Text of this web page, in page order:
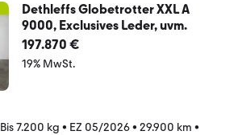
Dethleffs Globetrotter XXL A
9000, Exclusives Leder, uvm.
197.870 €
19% MwSt.
Bis 7.200 kg • EZ 05/2026• 29.900 km •